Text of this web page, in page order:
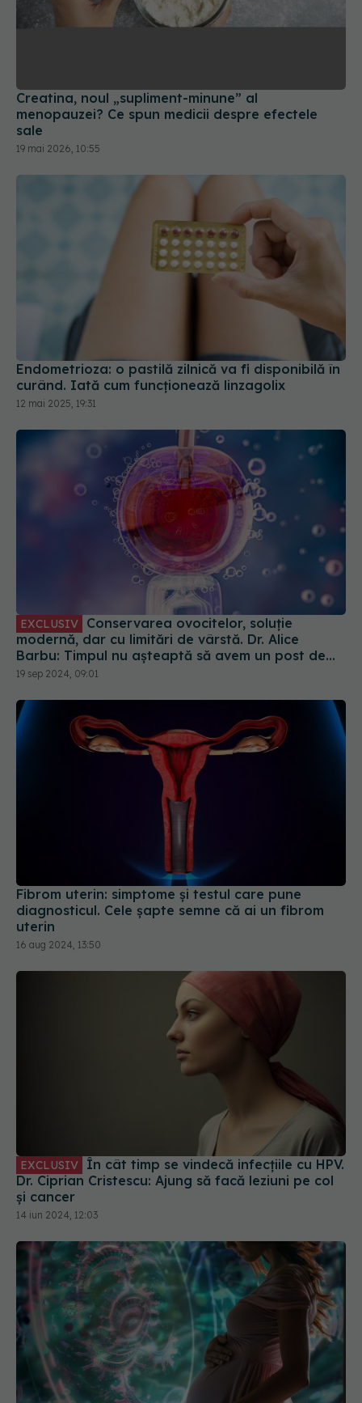
Creatina, noul „supliment-minune” al
menopauzei? Ce spun medicii despre efectele
sale
19 mai 2026, 10:55
Endometrioza: o pastilă zilnică va fi disponibilă în
curând. Iată cum funcționează linzagolix
12 mai 2025, 19:31
EXCLUSIV
modernă, dar cu limitări de vârstă. Dr. Alice
Barbu: Timpul nu așteaptă să avem un post de
conducere sau partenerul ideal
19 sep 2024, 09:01
Fibrom uterin: simptome și testul care pune
diagnosticul. Cele șapte semne că ai un fibrom
uterin
16 aug 2024, 13:50
EXCLUSIV
Dr. Ciprian Cristescu: Ajung să facă leziuni pe col
și cancer
14 iun 2024, 12:03